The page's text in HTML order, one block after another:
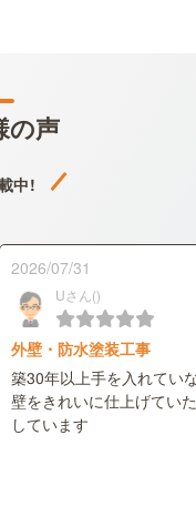
の声
中!
2026/07/31
Uさん()
外壁・防水塗装工事
築30年以上手を入れてい
壁をきれいに仕上げてい
しています